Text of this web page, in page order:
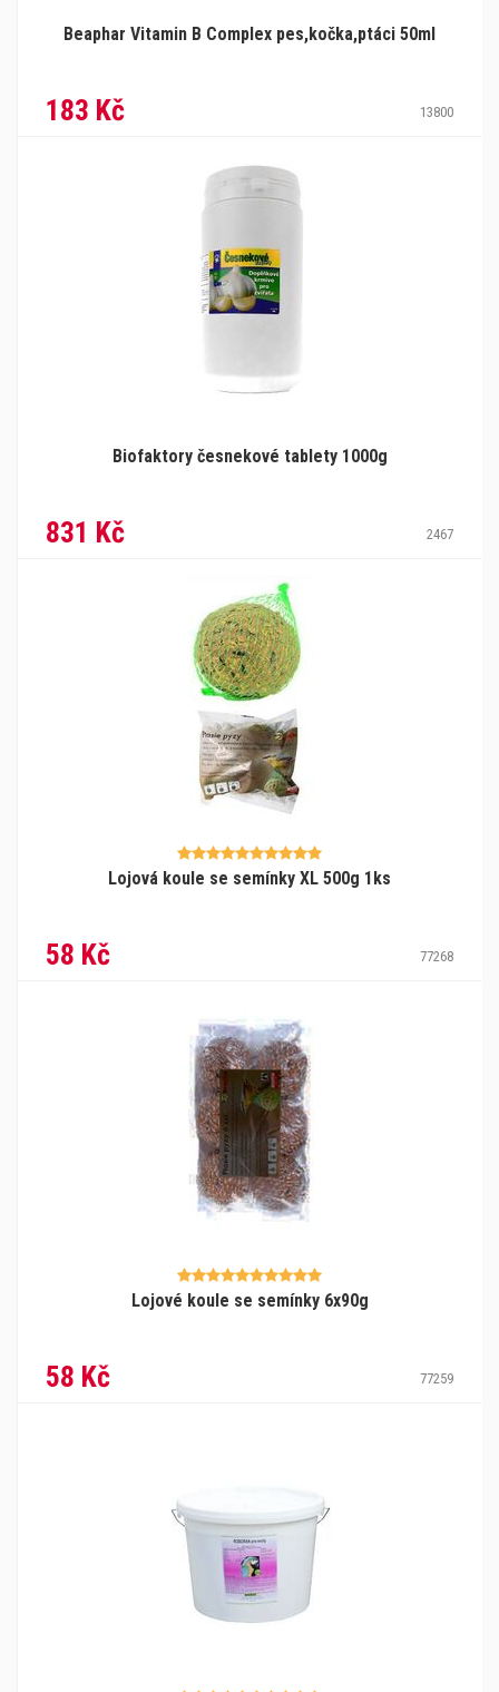
Beaphar Vitamin B Complex pes,kočka,ptáci 50ml
183 Kč 13800
Biofaktory česnekové tablety 1000g
831 Kč 2467
Lojová koule se semínky XL 500g 1ks
58 Kč 77268
Lojové koule se semínky 6x90g
58 Kč 77259